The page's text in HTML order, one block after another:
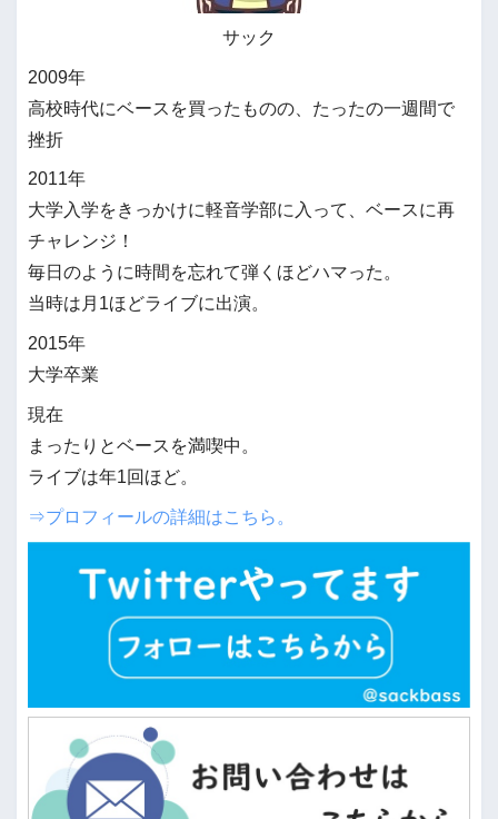
サック
2009年
高校時代にベースを買ったものの、たったの一週間で
挫折
2011年
大学入学をきっかけに軽音学部に入って、ベースに再
チャレンジ！
毎日のように時間を忘れて弾くほどハマった。
当時は月1ほどライブに出演。
2015年
大学卒業
現在
まったりとベースを満喫中。
ライブは年1回ほど。
⇒プロフィールの詳細はこちら。